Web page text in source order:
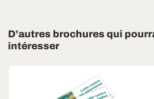
D’autres brochures qui
intéresser